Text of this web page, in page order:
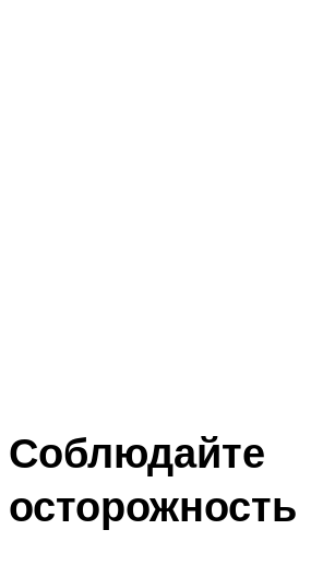
Соблюдайте
осторожность